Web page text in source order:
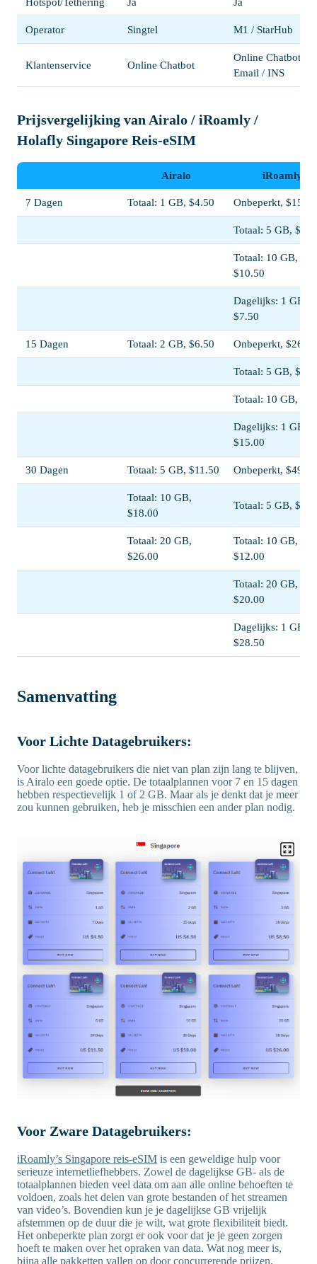
Operator Singtel M1 / StarHub
Klantenservice Online Chatbot
Online Chatbot /
Email / INS
Prijsvergelijking van Airalo / iRoamly /
Holafly Singapore Reis-eSIM
Airalo iRoamly
7 Dagen Totaal: 1 GB, $4.50 Onbeperkt, $15.00
Totaal: 5 GB,
Totaal: 10 GB,
$10.50
Dagelijks: 1 GB,
$7.50
15 Dagen Totaal: 2 GB, $6.50 Onbeperkt, $26.00
Totaal: 5 GB,
Totaal: 10 GB,
Dagelijks: 1 GB,
$15.00
30 Dagen Totaal: 5 GB, $11.50 Onbeperkt, $49.00
Totaal: 10 GB,
$18.00
Totaal: 5 GB,
Totaal: 20 GB,
$26.00
Totaal: 10 GB,
$12.00
Totaal: 20 GB,
$20.00
Dagelijks: 1 GB,
$28.50
Samenvatting
Voor Lichte Datagebruikers:
Voor lichte datagebruikers die niet van plan zijn lang te blijven,
is Airalo een goede optie. De totaalplannen voor 7 en 15 dagen
hebben respectievelijk 1 of 2 GB. Maar als je denkt dat je meer
zou kunnen gebruiken, heb je misschien een ander plan nodig.
Voor Zware Datagebruikers:
iRoamly’s Singapore reis-eSIM is een geweldige hulp voor
serieuze internetliefhebbers. Zowel de dagelijkse GB- als de
totaalplannen bieden veel data om aan alle online behoeften te
voldoen, zoals het delen van grote bestanden of het streamen
van video’s. Bovendien kun je je dagelijkse GB vrijelijk
afstemmen op de duur die je wilt, wat grote flexibiliteit biedt.
Het onbeperkte plan zorgt er ook voor dat je je geen zorgen
hoeft te maken over het opraken van data. Wat nog meer is,
bijna alle pakketten vallen op door concurrerende prijzen.